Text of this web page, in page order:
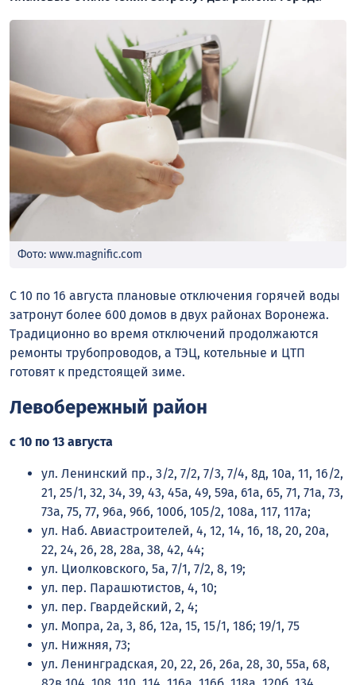
Фото: www.magnific.com
С 10 по 16 августа плановые отключения горячей воды
затронут более 600 домов в двух районах Воронежа.
Традиционно во время отключений продолжаются
ремонты трубопроводов, а ТЭЦ, котельные и ЦТП
готовят к предстоящей зиме.
Левобережный район
с 10 по 13 августа
ул. Ленинский пр., 3/2, 7/2, 7/3, 7/4, 8д, 10а, 11, 16/2,
21, 25/1, 32, 34, 39, 43, 45а, 49, 59а, 61а, 65, 71, 71а, 73,
73а, 75, 77, 96а, 96б, 100б, 105/2, 108а, 117, 117а;
ул. Наб. Авиастроителей, 4, 12, 14, 16, 18, 20, 20а,
22, 24, 26, 28, 28а, 38, 42, 44;
ул. Циолковского, 5а, 7/1, 7/2, 8, 19;
ул. пер. Парашютистов, 4, 10;
ул. пер. Гвардейский, 2, 4;
ул. Мопра, 2а, 3, 8б, 12а, 15, 15/1, 18б; 19/1, 75
ул. Нижняя, 73;
ул. Ленинградская, 20, 22, 26, 26а, 28, 30, 55а, 68,